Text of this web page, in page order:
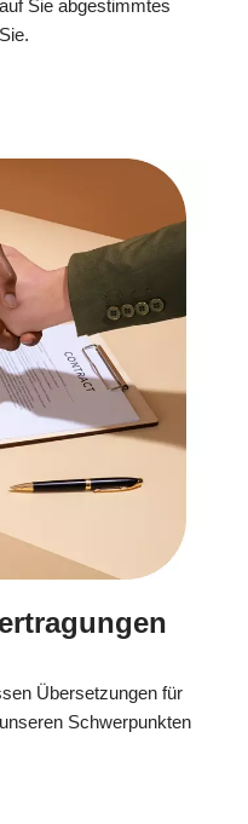
Sie abgestimmtes
Übersetzungen für
Schwerpunkten